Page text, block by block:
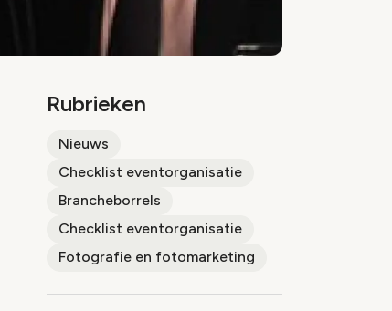
Rubrieken
Nieuws
Checklist eventorganisatie
Brancheborrels
Checklist eventorganisatie
Fotografie en fotomarketing